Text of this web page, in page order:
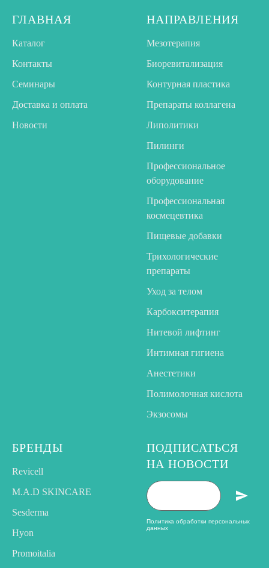
ГЛАВНАЯ
Каталог
Контакты
Семинары
Доставка и оплата
Новости
НАПРАВЛЕНИЯ
Мезотерапия
Биоревитализация
Контурная пластика
Препараты коллагена
Липолитики
Пилинги
Профессиональное
оборудование
Профессиональная
космецевтика
Пищевые добавки
Трихологические
препараты
Уход за телом
Карбокситерапия
Нитевой лифтинг
Интимная гигиена
Анестетики
Полимолочная кислота
Экзосомы
БРЕНДЫ
Revicell
M.A.D SKINCARE
Sesderma
Hyon
Promoitalia
ПОДПИСАТЬСЯ
НА НОВОСТИ
Политика обработки персональных
данных